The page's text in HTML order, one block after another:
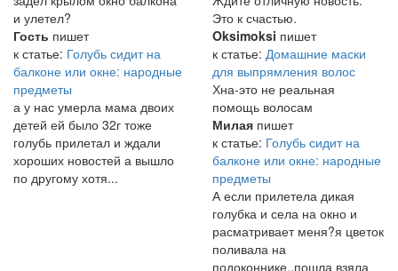
и улетел?
Это к счастью.
Гость пишет
к статье: Голубь сидит на
балконе или окне: народные
предметы
а у нас умерла мама двоих
детей ей было 32г тоже
голубь прилетал и ждали
хороших новостей а вышло
по другому хотя...
Oksimoksi пишет
к статье: Домашние маски
для выпрямления волос
Хна-это не реальная
помощь волосам
Милая пишет
к статье: Голубь сидит на
балконе или окне: народные
предметы
А если прилетела дикая
голубка и села на окно и
расматривает меня?я цветок
поливала на
подоконнике..пошла взяла